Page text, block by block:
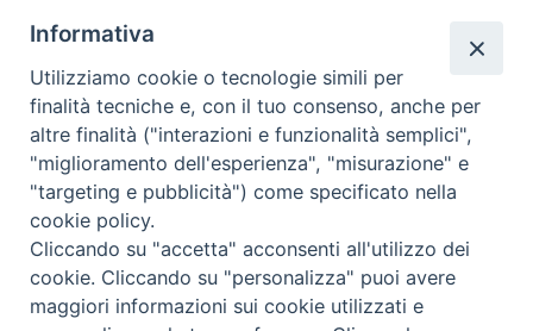
Redazione
Scrivici
Copyright © 2019 - Tutti i diritti riservati - Vita
Trentina Editrice
Privacy Policy
Informativa
Utilizziamo cookie o tecnologie simili per
finalità tecniche e, con il tuo consenso, anche per
altre finalità ("interazioni e funzionalità semplici",
"miglioramento dell'esperienza", "misurazione" e
"targeting e pubblicità") come specificato nella
cookie policy.
Cliccando su "accetta" acconsenti all'utilizzo dei
cookie. Cliccando su "personalizza" puoi avere
maggiori informazioni sui cookie utilizzati e